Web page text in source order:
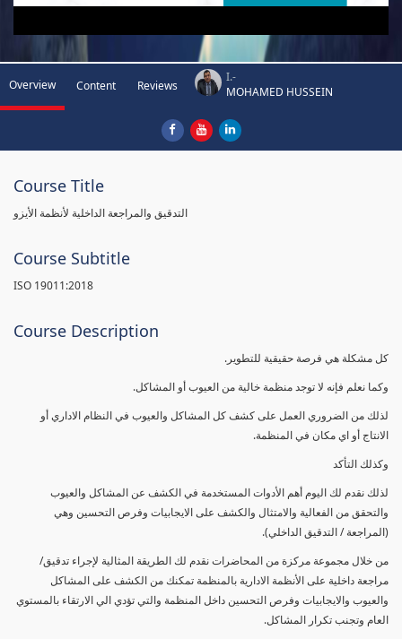
Overview Content Reviews
I.-
MOHAMED HUSSEIN
Course Title
التدقيق والمراجعة الداخلية لأنظمة الأيزو
Course Subtitle
ISO 19011:2018
Course Description
كل مشكلة هي فرصة حقيقية للتطوير.
وكما نعلم فإنه لا توجد منظمة خالية من العيوب أو المشاكل.
لذلك من الضروري العمل على كشف كل المشاكل والعيوب في النظام الاداري أو
الانتاج أو اي مكان في المنظمة.
وكذلك التأكد
لذلك نقدم لك اليوم أهم الأدوات المستخدمة في الكشف عن المشاكل والعيوب
والتحقق من الفعالية والامتثال والكشف على الايجابيات وفرص التحسين وهي
(المراجعة / التدقيق الداخلي).
من خلال مجموعة مركزة من المحاضرات نقدم لك الطريقة المثالية لإجراء تدقيق/
مراجعة داخلية على الأنظمة الادارية بالمنظمة تمكنك من الكشف على المشاكل
والعيوب والايجابيات وفرص التحسين داخل المنظمة والتي تؤدي الي الارتقاء بالمستوي
العام وتجنب تكرار المشاكل.